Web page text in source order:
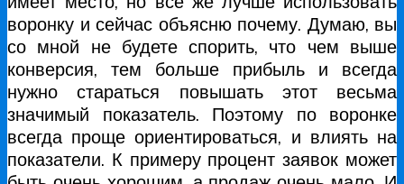
воронку и сейчас объясню почему. Думаю, вы
со мной не будете спорить, что чем выше
конверсия, тем больше прибыль и всегда
нужно стараться повышать этот весьма
значимый показатель. Поэтому по воронке
всегда проще ориентироваться, и влиять на
показатели. К примеру процент заявок может